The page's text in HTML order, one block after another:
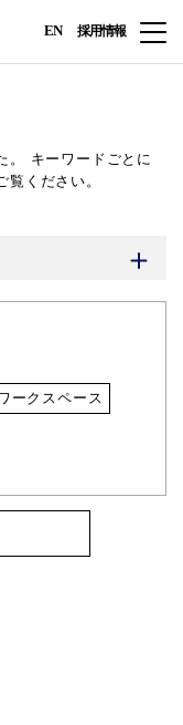
EN 採用情報
キーワードごとに
ください。
ークスペース